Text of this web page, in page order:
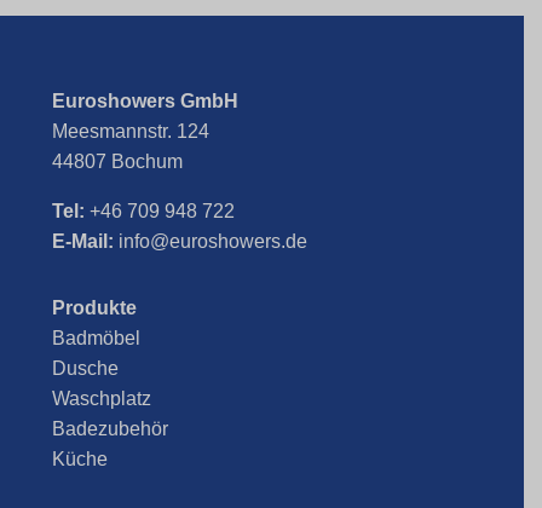
Euroshowers GmbH
Meesmannstr. 124
44807 Bochum
Tel: +46 709 948 722
E-Mail: info@euroshowers.de
Produkte
Badmöbel
Dusche
Waschplatz
Badezubehör
Küche